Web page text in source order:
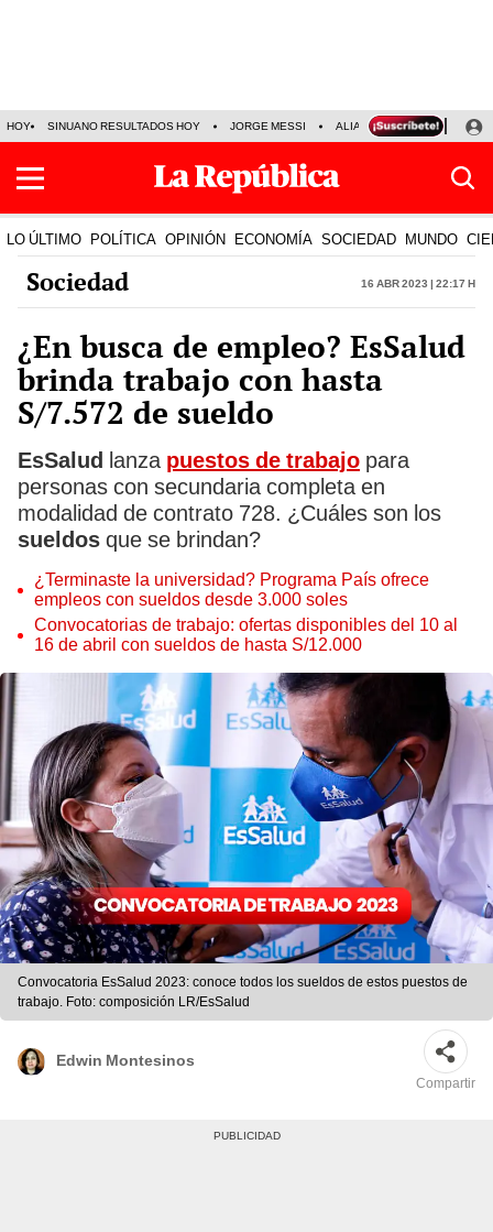
HOY SINUANO RESULTADOS HOY JORGE MESSI ALIANZA LIMA VS SPORT
LO ÚLTIMO POLÍTICA OPINIÓN ECONOMÍA SOCIEDAD MUNDO
Sociedad 16 Abr 2023 | 22:17 h
¿En busca de empleo? EsSalud
brinda trabajo con hasta
S/7.572 de sueldo
EsSalud lanza puestos de trabajo para
personas con secundaria completa en
modalidad de contrato 728. ¿Cuáles son los
sueldos que se brindan?
¿Terminaste la universidad? Programa País ofrece
empleos con sueldos desde 3.000 soles
Convocatorias de trabajo: ofertas disponibles del 10 al
16 de abril con sueldos de hasta S/12.000
Convocatoria EsSalud 2023: conoce todos los sueldos de estos puestos de
trabajo. Foto: composición LR/EsSalud
Edwin Montesinos
Compartir